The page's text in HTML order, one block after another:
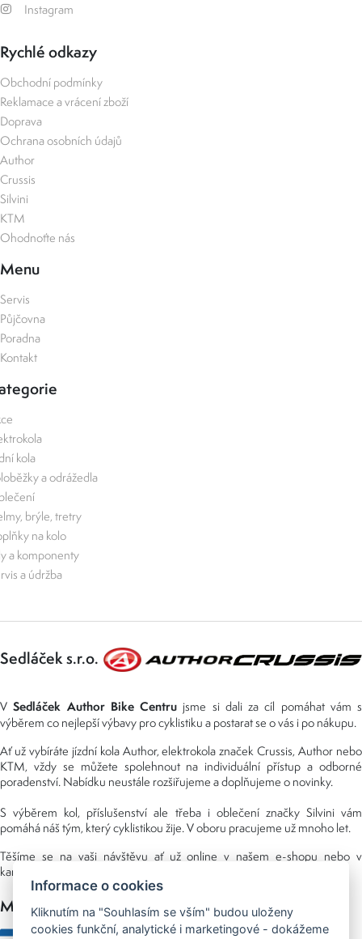
Instagram
Rychlé odkazy
Obchodní podmínky
Reklamace a vrácení zboží
Doprava
Ochrana osobních údajů
Author
Crussis
Silvini
KTM
Ohodnoťte nás
Menu
Servis
Půjčovna
Poradna
Kontakt
kola
a odrážedla
brýle, tretry
na kolo
a komponenty
a údržba
Sedláček s.r.o.
VSedláček Author Bike Centru jsme si dali za cíl pomáhat vám s
výběrem co nejlepší výbavy pro cyklistiku a postarat se o vás i po nákupu.
Ať už vybíráte jízdní kola Author, elektrokola značek Crussis, Author nebo
KTM, vždy se můžete spolehnout na individuální přístup a odborné
poradenství. Nabídku neustále rozšiřujeme a doplňujeme o novinky.
S výběrem kol, příslušenství ale třeba i oblečení značky Silvini vám
pomáhá náš tým, který cyklistikou žije. V oboru pracujeme už mnoho let.
Těšíme se na vaši návštěvu ať už online v našem e-shopu nebo v
kamenné prodejně, kterou najdete v NS (nákupní středisko) URAN.
Možnosti platby
Informace o cookies
Kliknutím na "Souhlasím se vším" budou uloženy
cookies funkční, analytické i marketingové - dokážeme